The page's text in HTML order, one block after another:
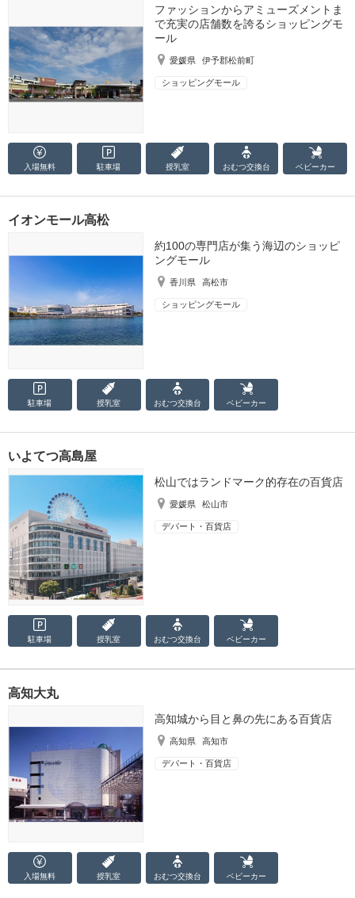
ファッションからアミューズメントま
で充実の店舗数を誇るショッピングモ
ール
愛媛県 伊予郡松前町
ショッピングモール
入場無料 駐車場 授乳室 おむつ交換台 ベビーカー
イオンモール高松
約100の専門店が集う海辺のショッピ
ングモール
香川県 高松市
ショッピングモール
駐車場 授乳室 おむつ交換台 ベビーカー
いよてつ高島屋
松山ではランドマーク的存在の百貨店
愛媛県 松山市
デパート・百貨店
駐車場 授乳室 おむつ交換台 ベビーカー
高知大丸
高知城から目と鼻の先にある百貨店
高知県 高知市
デパート・百貨店
入場無料 授乳室 おむつ交換台 ベビーカー